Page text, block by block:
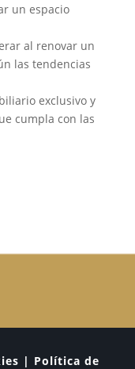
un espacio
al renovar un
las tendencias
exclusivo y
cumpla con las
| Política de